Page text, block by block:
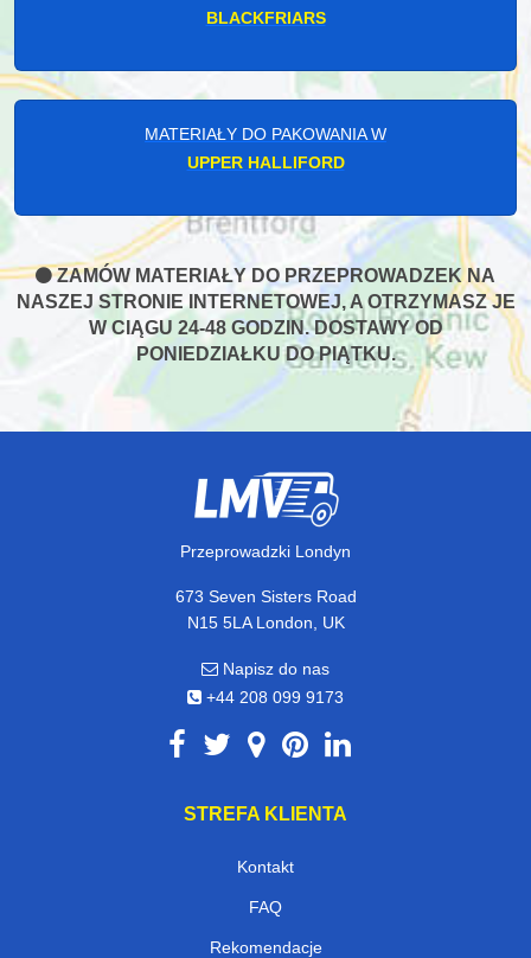
BLACKFRIARS
MATERIAŁY DO PAKOWANIA W
UPPER HALLIFORD
ZAMÓW MATERIAŁY DO PRZEPROWADZEK NA
NASZEJ STRONIE INTERNETOWEJ, A OTRZYMASZ JE
W CIĄGU 24-48 GODZIN. DOSTAWY OD
PONIEDZIAŁKU DO PIĄTKU.
Przeprowadzki Londyn
673 Seven Sisters Road
N15 5LA London, UK
Napisz do nas
+44 208 099 9173
STREFA KLIENTA
Kontakt
FAQ
Rekomendacje